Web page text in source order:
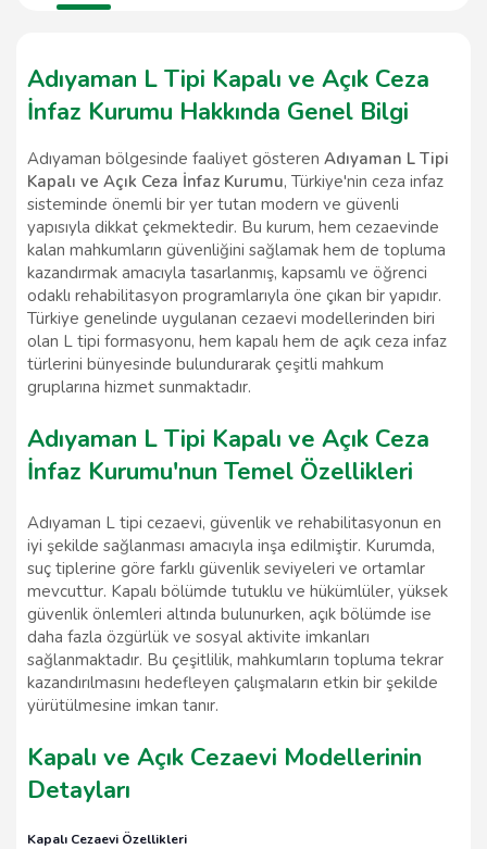
Adıyaman L Tipi Kapalı ve Açık Ceza
İnfaz Kurumu Hakkında Genel Bilgi
Adıyaman bölgesinde faaliyet gösteren Adıyaman L Tipi
Kapalı ve Açık Ceza İnfaz Kurumu, Türkiye'nin ceza infaz
sisteminde önemli bir yer tutan modern ve güvenli
yapısıyla dikkat çekmektedir. Bu kurum, hem cezaevinde
kalan mahkumların güvenliğini sağlamak hem de topluma
kazandırmak amacıyla tasarlanmış, kapsamlı ve öğrenci
odaklı rehabilitasyon programlarıyla öne çıkan bir yapıdır.
Türkiye genelinde uygulanan cezaevi modellerinden biri
olan L tipi formasyonu, hem kapalı hem de açık ceza infaz
türlerini bünyesinde bulundurarak çeşitli mahkum
gruplarına hizmet sunmaktadır.
Adıyaman L Tipi Kapalı ve Açık Ceza
İnfaz Kurumu'nun Temel Özellikleri
Adıyaman L tipi cezaevi, güvenlik ve rehabilitasyonun en
iyi şekilde sağlanması amacıyla inşa edilmiştir. Kurumda,
suç tiplerine göre farklı güvenlik seviyeleri ve ortamlar
mevcuttur. Kapalı bölümde tutuklu ve hükümlüler, yüksek
güvenlik önlemleri altında bulunurken, açık bölümde ise
daha fazla özgürlük ve sosyal aktivite imkanları
sağlanmaktadır. Bu çeşitlilik, mahkumların topluma tekrar
kazandırılmasını hedefleyen çalışmaların etkin bir şekilde
yürütülmesine imkan tanır.
Kapalı ve Açık Cezaevi Modellerinin
Detayları
Kapalı Cezaevi Özellikleri